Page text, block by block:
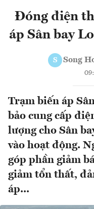
Đóng điện
áp Sân bay
S Song
Trạm biến áp
bảo cung cấp
lượng cho Sân
vào hoạt động.
góp phần giảm
giảm tổn thất,
áp...